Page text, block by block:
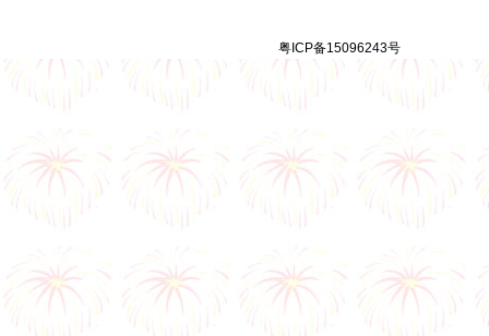
粤ICP备15096243号